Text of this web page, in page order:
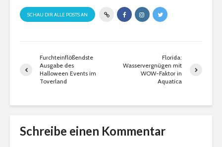
SCHAU DIR ALLE POSTS AN
Furchteinflößendste
Ausgabe des
Halloween Events im
Toverland
Florida:
Wasservergnügen mit
WOW-Faktor in
Aquatica
Schreibe einen Kommentar